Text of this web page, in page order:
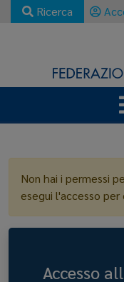
Ricerca
Non hai i permessi
esegui l'accesso per
Accesso